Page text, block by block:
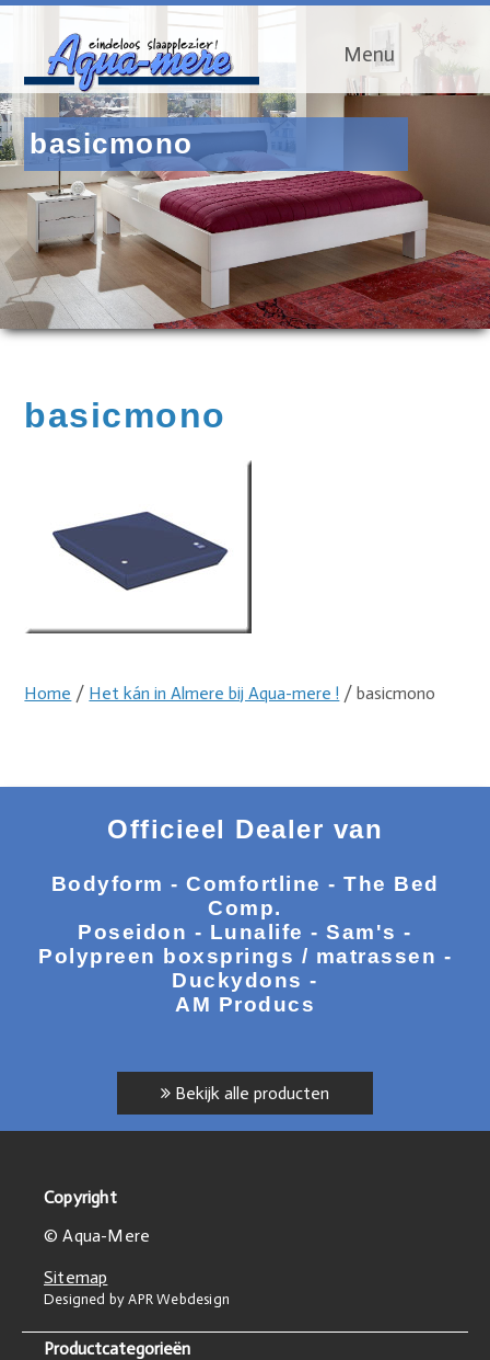
Menu
basicmono
basicmono
Home / Het kán in Almere bij Aqua-mere ! / basicmono
Officieel Dealer van
Bodyform - Comfortline - The Bed
Comp.
Poseidon - Lunalife - Sam's -
Polypreen boxsprings / matrassen -
Duckydons -
AM Producs
Bekijk alle producten
Copyright
© Aqua-Mere
Sitemap
Designed by APR Webdesign
Productcategorieën